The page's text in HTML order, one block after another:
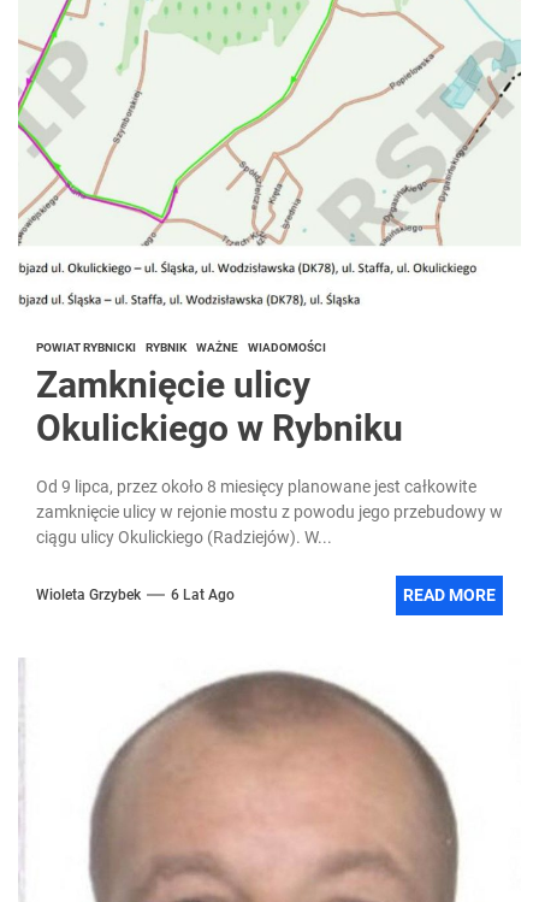
POWIAT RYBNICKI RYBNIK WAŻNE WIADOMOŚCI
Zamknięcie ulicy
Okulickiego w Rybniku
Od 9 lipca, przez około 8 miesięcy planowane jest całkowite
zamknięcie ulicy w rejonie mostu z powodu jego przebudowy w
ciągu ulicy Okulickiego (Radziejów). W...
Wioleta Grzybek 6 Lat Ago READ MORE